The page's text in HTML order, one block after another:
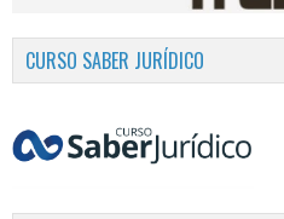
CURSO SABER JURÍDICO